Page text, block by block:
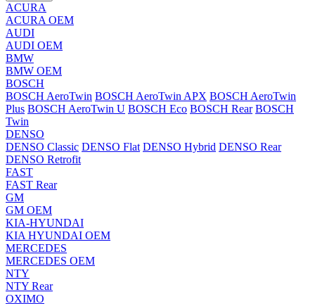
ACURA
ACURA OEM
AUDI
AUDI OEM
BMW
BMW OEM
BOSCH
BOSCH AeroTwin BOSCH AeroTwin APX BOSCH AeroTwin
Plus BOSCH AeroTwin U BOSCH Eco BOSCH Rear BOSCH
Twin
DENSO
DENSO Classic DENSO Flat DENSO Hybrid DENSO Rear
DENSO Retrofit
FAST
FAST Rear
GM
GM OEM
KIA-HYUNDAI
KIA HYUNDAI OEM
MERCEDES
MERCEDES OEM
NTY
NTY Rear
OXIMO